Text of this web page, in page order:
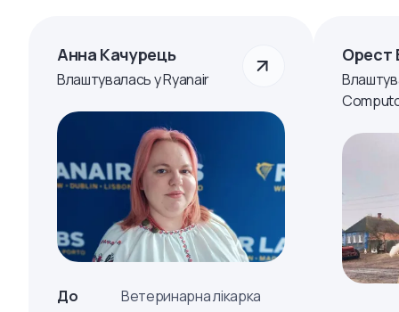
Анна Качурець
Влаштувалась у Ryanair
До
Ветеринарна лікарка
Орест